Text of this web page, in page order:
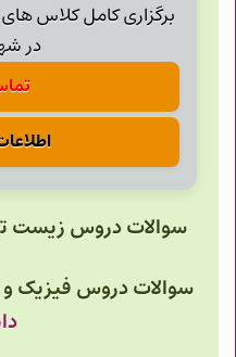
برگزاری کامل کلاس های
در
سوالات دروس زیست
سوالات دروس فیزیک